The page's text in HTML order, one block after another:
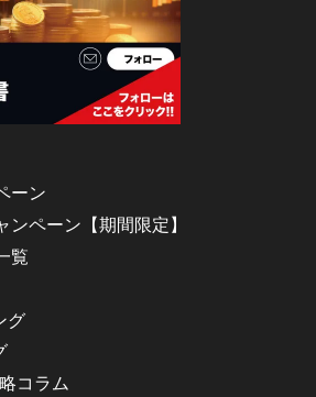
ーン
ンペーン【期間限定】
覧
グ
コラム